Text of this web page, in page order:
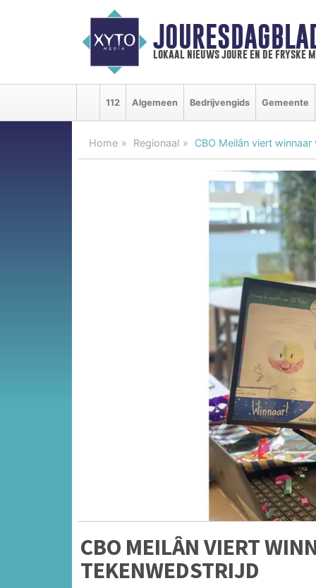
lokaal nieuws joure en de fryske
112 Algemeen Bedrijvengids Gemeente
Home Regionaal CBO Meilân viert
CBO MEILÂN VIERT
TEKENWEDSTRIJD